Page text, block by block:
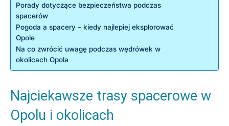
Porady dotyczące⁣ bezpieczeństwa podczas
spacerów
Pogoda ⁢a ⁢spacery – kiedy najlepiej ⁤eksplorować
‌Opole
Na co zwrócić​ uwagę podczas wędrówek w
okolicach‍ Opola
Najciekawsze ⁣trasy spacerowe w‍
Opolu i okolicach